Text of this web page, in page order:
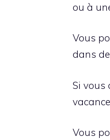
ou à
Vous
dans
Si vous
Vous